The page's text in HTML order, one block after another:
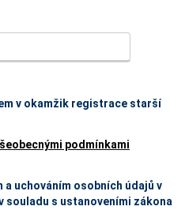
v okamžik registrace starší
podmínkami
uchováním osobních údajů v
souladu s ustanoveními zákona